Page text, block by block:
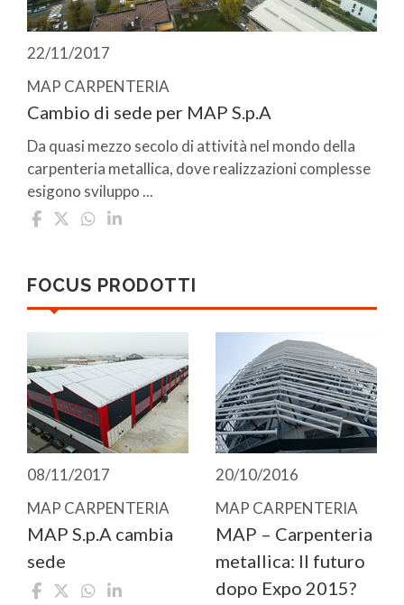
22/11/2017
MAP CARPENTERIA
Cambio di sede per MAP S.p.A
Da quasi mezzo secolo di attività nel mondo della
carpenteria metallica, dove realizzazioni complesse
esigono sviluppo ...
FOCUS PRODOTTI
08/11/2017
MAP CARPENTERIA
MAP S.p.A cambia
sede
20/10/2016
MAP CARPENTERIA
MAP – Carpenteria
metallica: Il futuro
dopo Expo 2015?